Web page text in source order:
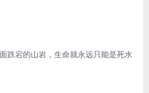
跌宕的山岩，生命就永远只能是死水